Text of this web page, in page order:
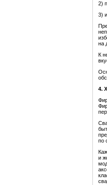
2)
3)
на
К
4.
по
и